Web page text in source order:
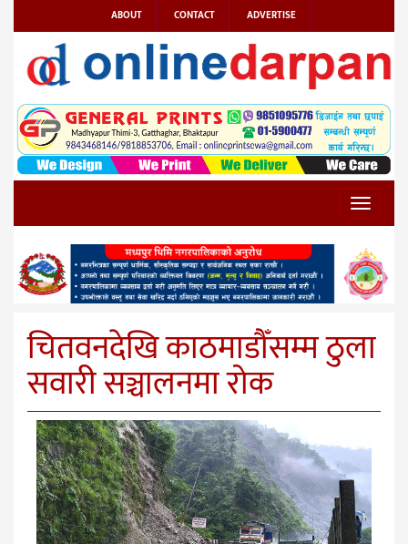
ABOUT CONTACT ADVERTISE
Toggle
चितवनदेखि काठमाडौँसम्म ठुला
सवारी सञ्चालनमा रोक